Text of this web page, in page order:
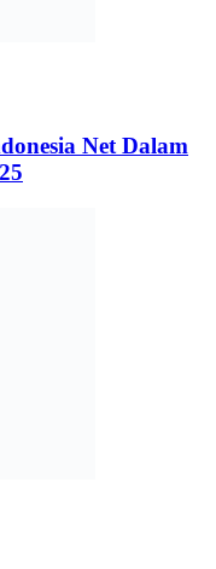
Net Dalam